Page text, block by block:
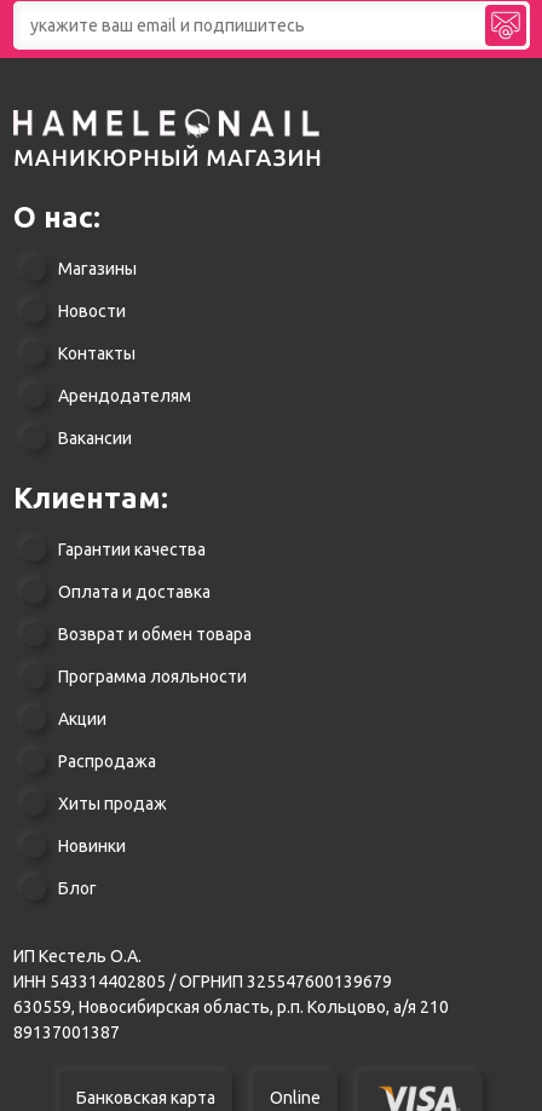
О нас:
Магазины
Новости
Контакты
Арендодателям
Вакансии
Клиентам:
Гарантии качества
Оплата и доставка
Возврат и обмен товара
Программа лояльности
Акции
Распродажа
Хиты продаж
Новинки
Блог
ИП Кестель О.А.
ИНН 543314402805 / ОГРНИП 325547600139679
630559, Новосибирская область, р.п. Кольцово, а/я 210
89137001387
Банковская карта Online